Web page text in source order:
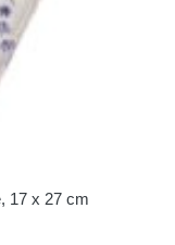
17 x 27 cm